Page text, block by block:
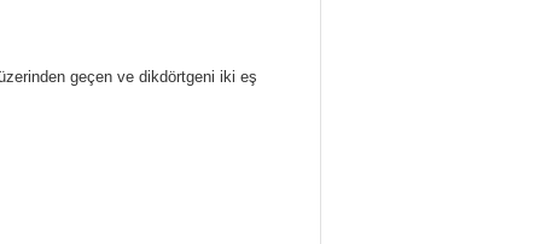
geçen ve dikdörtgeni iki eş